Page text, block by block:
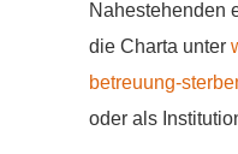
Nahestehenden
die Charta unter
betreuung-
oder als